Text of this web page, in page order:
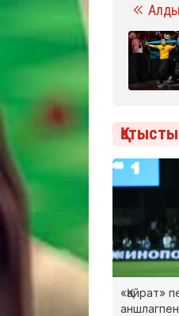
«Қайрат»